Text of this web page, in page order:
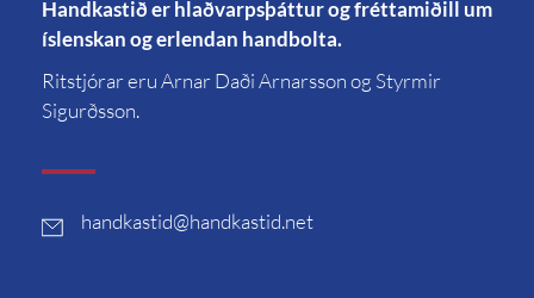
Handkastið er hlaðvarpsþáttur og fréttamiðill um
íslenskan og erlendan handbolta.
Ritstjórar eru Arnar Daði Arnarsson og Styrmir
Sigurðsson.
handkastid@handkastid.net